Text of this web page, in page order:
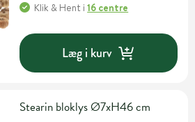
Klik & Hent i16 centre
Læg i kurv
Stearin bloklys Ø7xH46 cm